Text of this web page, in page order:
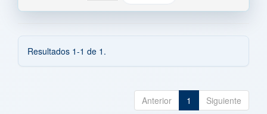
Resultados 1-1 de 1.
Anterior 1 Siguiente